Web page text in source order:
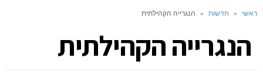
ראשי » חדשות » הנגרייה הקהילתית
הנגרייה הקהילתית